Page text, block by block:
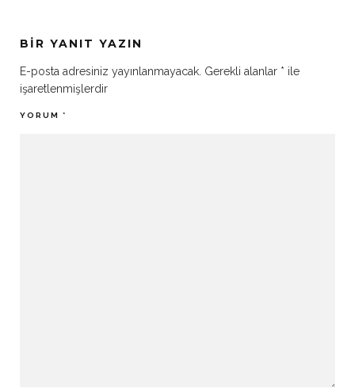
BIR YANIT YAZIN
E-posta adresiniz yayınlanmayacak. Gerekli alanlar * ile
işaretlenmişlerdir
YORUM *